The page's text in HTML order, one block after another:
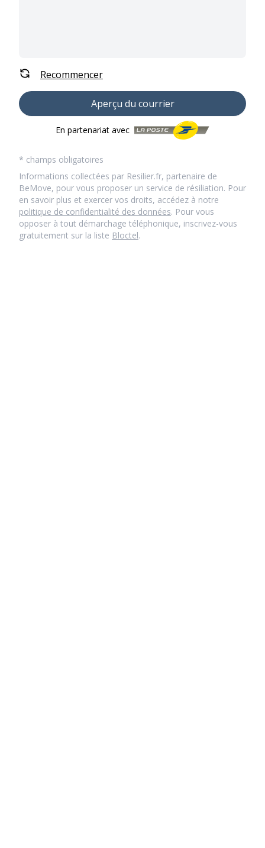
Recommencer
Aperçu du courrier
En partenariat avec
* champs obligatoires
Informations collectées par Resilier.fr, partenaire de
BeMove, pour vous proposer un service de résiliation. Pour
en savoir plus et exercer vos droits, accédez à notre
politique de confidentialité des données. Pour vous
opposer à tout démarchage téléphonique, inscrivez-vous
gratuitement sur la liste Bloctel.